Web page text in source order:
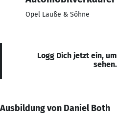
Opel Lauße & Söhne
Logg Dich jetzt ein,
sehen.
Ausbildung von Daniel Both